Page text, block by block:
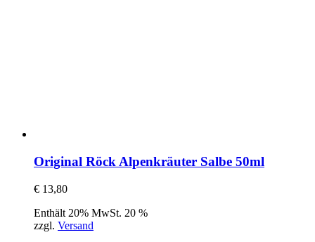
Original Röck Alpenkräuter Salbe 50ml
€ 13,80
Enthält 20% MwSt. 20 %
zzgl. Versand